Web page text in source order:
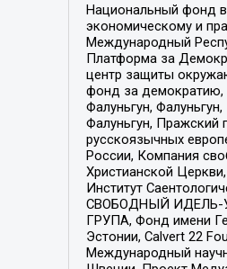
Национальный фонд
экономическому и
Международный
Платформа за
центр защиты
фонд за демократию,
Фалуньгун,
Фалуньгун, Пражский
русскоязычных
России, Компания
Христианской
Институт
СВОБОДНЫЙ ИДЕЛЬ-
ГРУПА, Фонд имени
Эстонии, Calvert 22
Международный